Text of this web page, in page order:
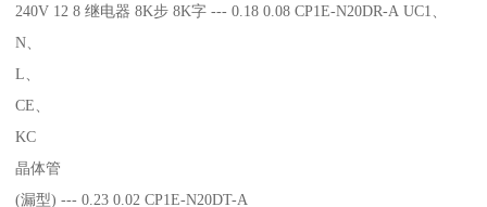
240V 12 8 继电器 8K步 8K字 --- 0.18 0.08 CP1E-N20DR-A UC1、
N、
L、
CE、
KC
晶体管
(漏型) --- 0.23 0.02 CP1E-N20DT-A